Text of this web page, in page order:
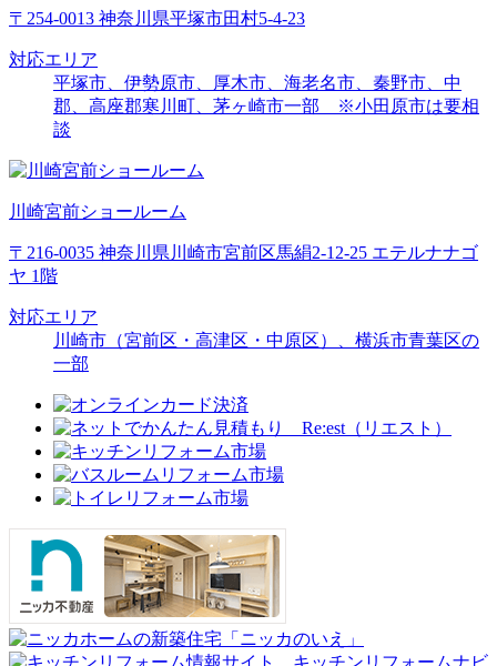
〒254-0013 神奈川県平塚市田村5-4-23
対応エリア
平塚市、伊勢原市、厚木市、海老名市、秦野市、中
郡、高座郡寒川町、茅ヶ崎市一部 ※小田原市は要相
談
川崎宮前ショールーム
〒216-0035 神奈川県川崎市宮前区馬絹2-12-25 エテルナナゴ
ヤ 1階
対応エリア
川崎市（宮前区・高津区・中原区）、横浜市青葉区の
一部